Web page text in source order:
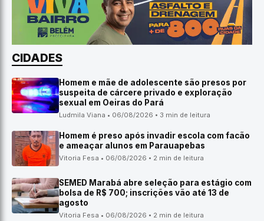
CIDADES
Homem e mãe de adolescente são presos por
suspeita de cárcere privado e exploração
sexual em Oeiras do Pará
Ludmila Viana • 06/08/2026 • 3 min de leitura
Homem é preso após invadir escola com facão
e ameaçar alunos em Parauapebas
Vitoria Fesa • 06/08/2026 • 2 min de leitura
SEMED Marabá abre seleção para estágio com
bolsa de R$ 700; inscrições vão até 13 de
agosto
Vitoria Fesa • 06/08/2026 • 2 min de leitura